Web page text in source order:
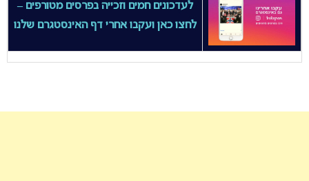
לעדכונים חמים וזכייה בפרסים מטורפים –
לחצו כאן ועקבו אחרי דף האינסטגרם שלנו